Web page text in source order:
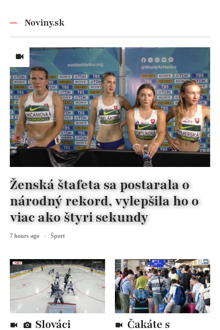
Noviny.sk
Ženská štafeta sa postarala o
národný rekord, vylepšila ho o
viac ako štyri sekundy
7 hours ago Šport